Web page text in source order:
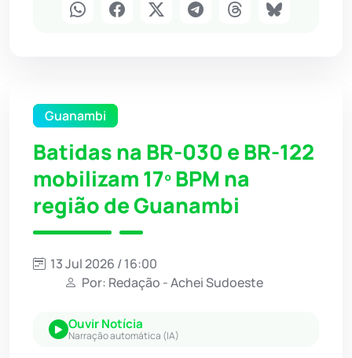
Guanambi
Batidas na BR-030 e BR-122
mobilizam 17º BPM na
região de Guanambi
13 Jul 2026 / 16:00
Por: Redação - Achei Sudoeste
Ouvir Notícia
Narração automática (IA)